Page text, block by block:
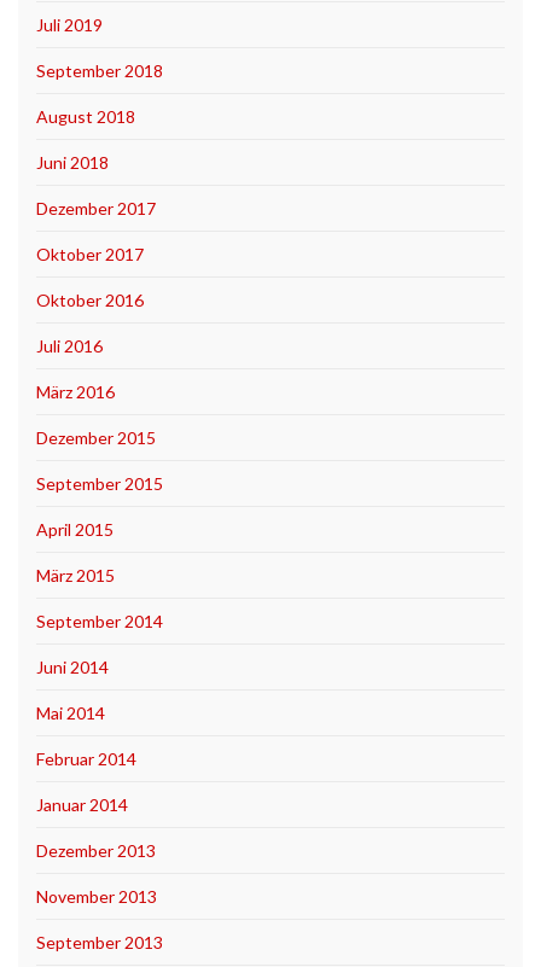
Juli 2019
September 2018
August 2018
Juni 2018
Dezember 2017
Oktober 2017
Oktober 2016
Juli 2016
März 2016
Dezember 2015
September 2015
April 2015
März 2015
September 2014
Juni 2014
Mai 2014
Februar 2014
Januar 2014
Dezember 2013
November 2013
September 2013